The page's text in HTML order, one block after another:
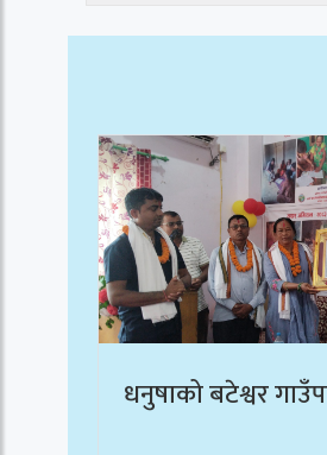
धनुषाको बटेश्वर